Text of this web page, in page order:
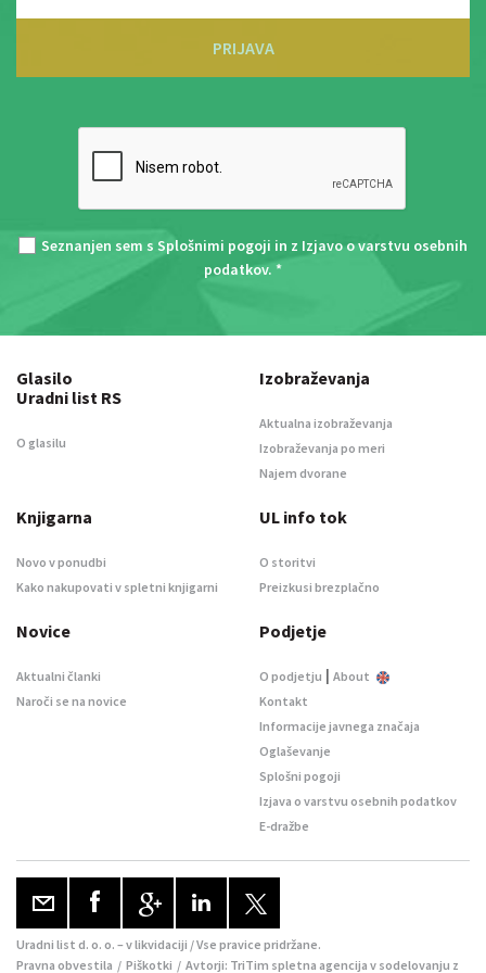
PRIJAVA
Seznanjen sem s Splošnimi pogoji in z Izjavo o varstvu osebnih
podatkov. *
Glasilo
Uradni list RS
O glasilu
Izobraževanja
Aktualna izobraževanja
Izobraževanja po meri
Najem dvorane
Knjigarna
Novo v ponudbi
Kako nakupovati v spletni knjigarni
UL info tok
O storitvi
Preizkusi brezplačno
Novice
Aktualni članki
Naroči se na novice
Podjetje
O podjetju | About
Kontakt
Informacije javnega značaja
Oglaševanje
Splošni pogoji
Izjava o varstvu osebnih podatkov
E-dražbe
Uradni list d. o. o. – v likvidaciji / Vse pravice pridržane.
Pravna obvestila / Piškotki / Avtorji: TriTim spletna agencija v sodelovanju z